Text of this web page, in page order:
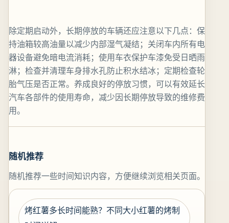
除定期启动外，长期停放的车辆还应注意以下几点：保
持油箱较高油量以减少内部湿气凝结；关闭车内所有电
器设备避免暗电流消耗；使用车衣保护车漆免受日晒雨
淋；检查并清理车身排水孔防止积水结冰；定期检查轮
胎气压是否正常。养成良好的停放习惯，可以有效延长
汽车各部件的使用寿命，减少因长期停放导致的维修费
用。
随机推荐
随机推荐一些时间知识内容，方便继续浏览相关页面。
烤红薯多长时间能熟？不同大小红薯的烤制